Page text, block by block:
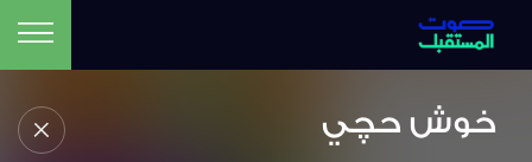
خوش حچي